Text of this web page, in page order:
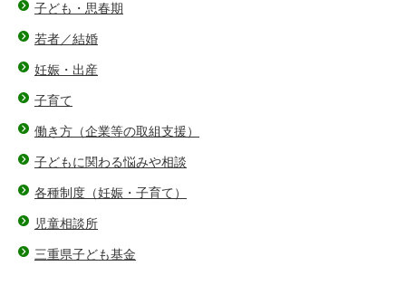
子ども・思春期
若者／結婚
妊娠・出産
子育て
働き方（企業等の取組支援）
子どもに関わる悩みや相談
各種制度（妊娠・子育て）
児童相談所
三重県子ども基金